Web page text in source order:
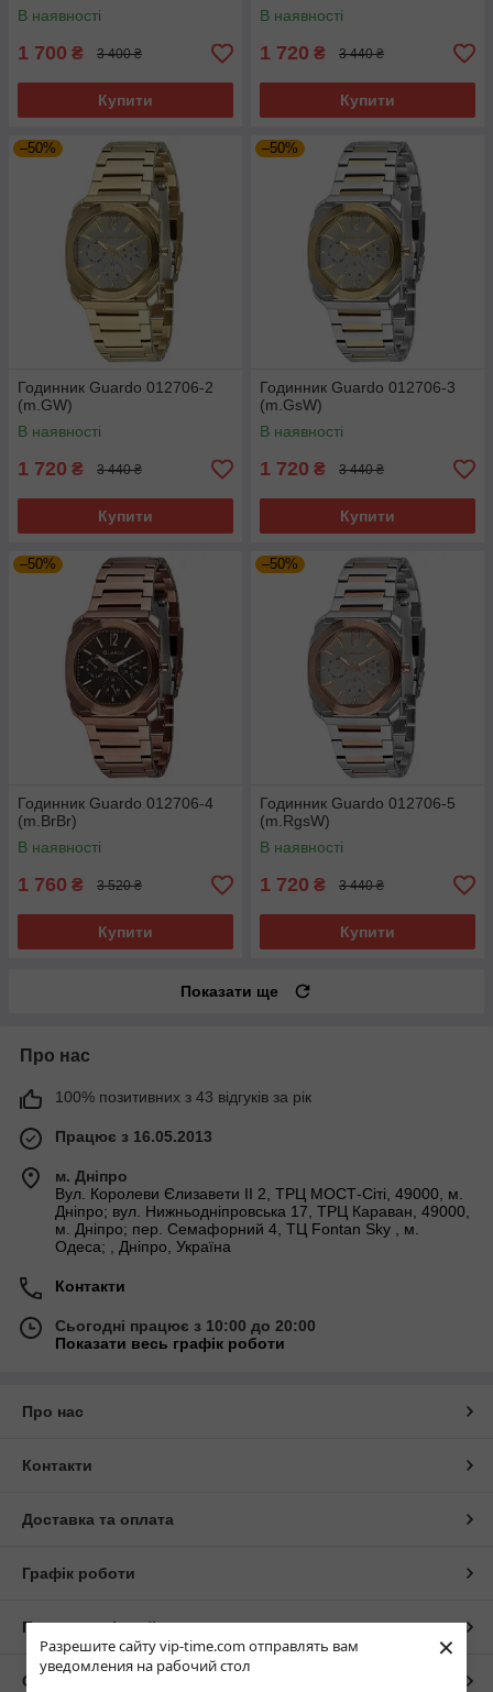
Разрешите сайту vip-time.com отправлять вам
уведомления на рабочий стол
×
В наявності
1 700 ₴ 3 400 ₴
Купити
В наявності
1 720 ₴ 3 440 ₴
Купити
–50%
Годинник Guardo 012706-2
(m.GW)
В наявності
1 720 ₴ 3 440 ₴
Купити
–50%
Годинник Guardo 012706-3
(m.GsW)
В наявності
1 720 ₴ 3 440 ₴
Купити
–50%
Годинник Guardo 012706-4
(m.BrBr)
В наявності
1 760 ₴ 3 520 ₴
Купити
–50%
Годинник Guardo 012706-5
(m.RgsW)
В наявності
1 720 ₴ 3 440 ₴
Купити
Показати ще
Про нас
100% позитивних з 43 відгуків за рік
Працює з 16.05.2013
м. Дніпро
Вул. Королеви Єлизавети ІІ 2, ТРЦ МОСТ-Сіті, 49000, м.
Дніпро; вул. Нижньодніпровська 17, ТРЦ Караван, 49000,
м. Дніпро; пер. Семафорний 4, ТЦ Fontan Sky , м.
Одеса; , Дніпро, Україна
Контакти
Сьогодні працює з 10:00 до 20:00
Показати весь графік роботи
Про нас
Контакти
Доставка та оплата
Графік роботи
Повна версія сайту
Сайт створено на маркетплейсі